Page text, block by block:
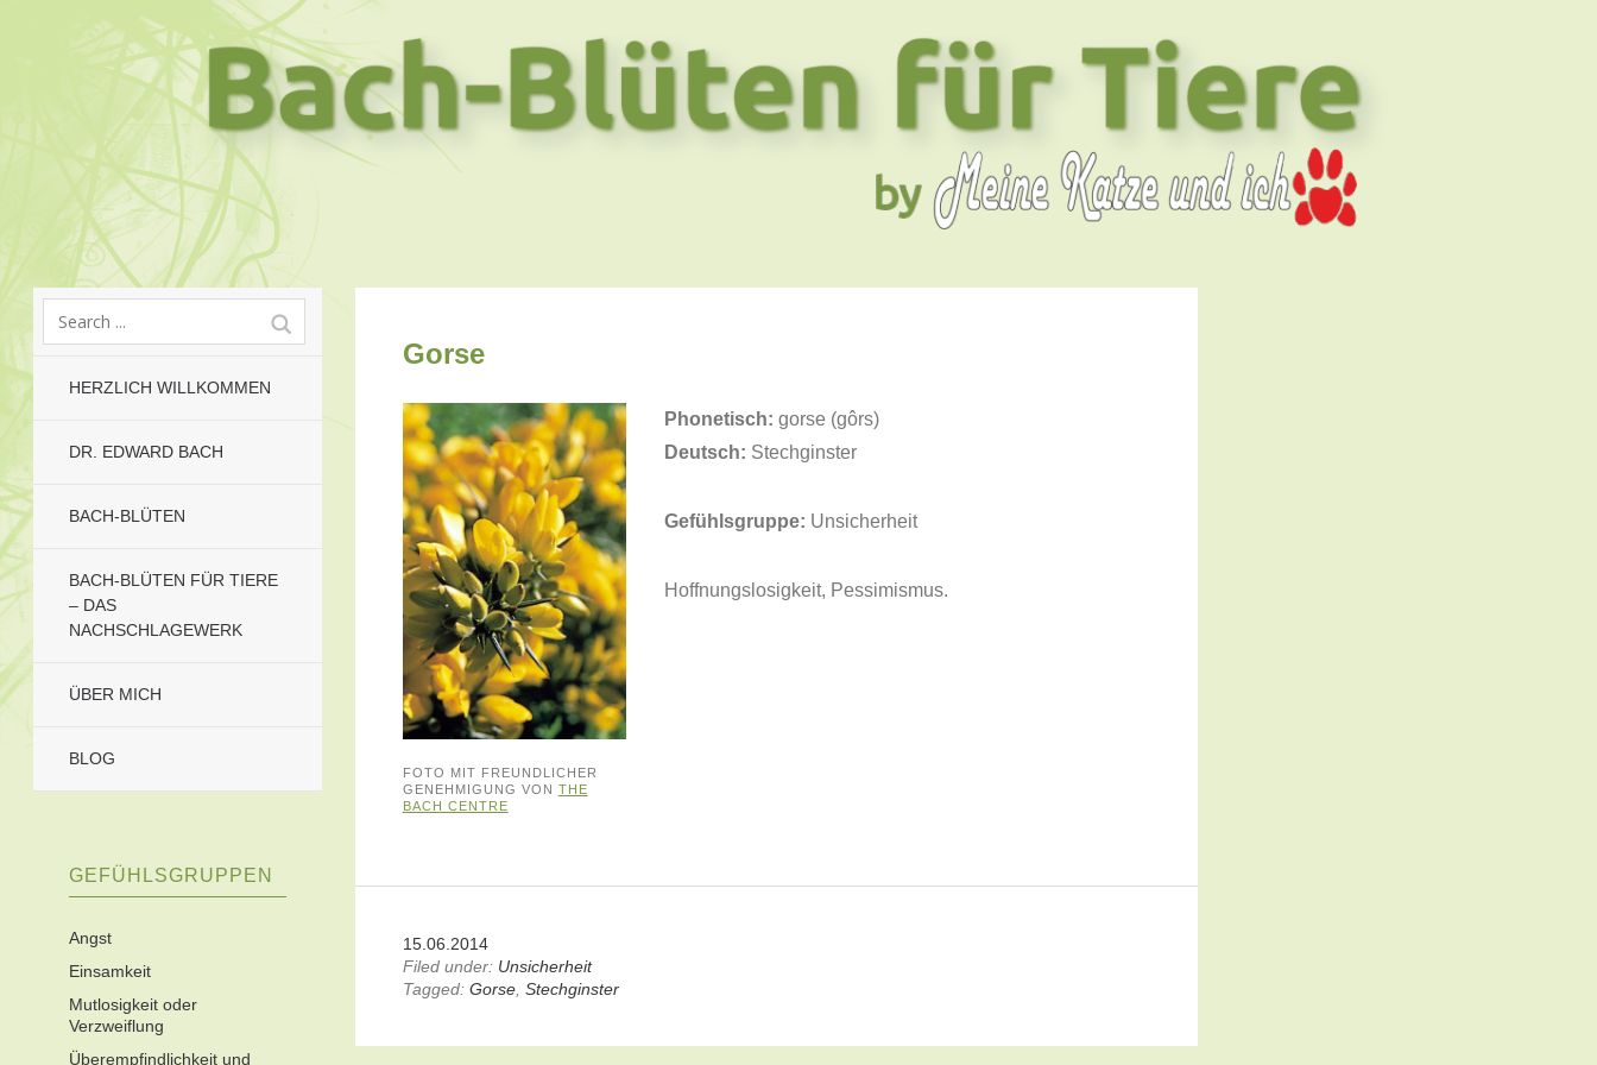
HERZLICH WILLKOMMEN
DR. EDWARD BACH
BACH-BLÜTEN
BACH-BLÜTEN FÜR TIERE
– DAS
NACHSCHLAGEWERK
ÜBER MICH
BLOG
GEFÜHLSGRUPPEN
Angst
Einsamkeit
Mutlosigkeit oder
Verzweiflung
Überempfindlichkeit und
Gorse
FOTO MIT FREUNDLICHER
GENEHMIGUNG VON THE
BACH CENTRE
Phonetisch: gorse (gôrs)
Deutsch: Stechginster
Gefühlsgruppe: Unsicherheit
Hoffnungslosigkeit, Pessimismus.
15.06.2014
Filed under: Unsicherheit
Tagged: Gorse, Stechginster